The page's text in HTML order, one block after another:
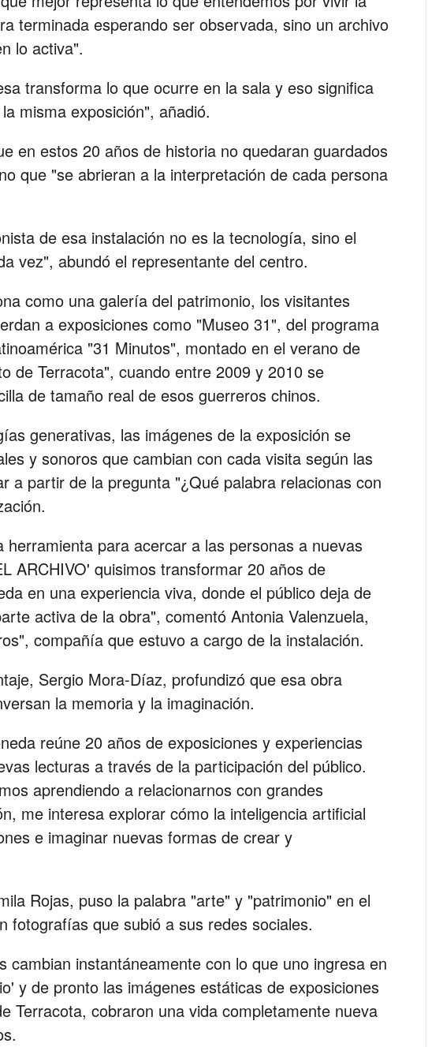
terminada esperando ser observada, sino un archivo
lo activa".
transforma lo que ocurre en la sala y eso significa
misma exposición", añadió.
en estos 20 años de historia no quedaran guardados
que "se abrieran a la interpretación de cada persona
de esa instalación no es la tecnología, sino el
vez", abundó el representante del centro.
como una galería del patrimonio, los visitantes
a exposiciones como "Museo 31", del programa
"31 Minutos", montado en el verano de
de Terracota", cuando entre 2009 y 2010 se
de tamaño real de esos guerreros chinos.
generativas, las imágenes de la exposición se
y sonoros que cambian con cada visita según las
a partir de la pregunta "¿Qué palabra relacionas con
para acercar a las personas a nuevas
ARCHIVO' quisimos transformar 20 años de
en una experiencia viva, donde el público deja de
activa de la obra", comentó Antonia Valenzuela,
compañía que estuvo a cargo de la instalación.
Sergio Mora-Díaz, profundizó que esa obra
la memoria y la imaginación.
reúne 20 años de exposiciones y experiencias
lecturas a través de la participación del público.
aprendiendo a relacionarnos con grandes
me interesa explorar cómo la inteligencia artificial
e imaginar nuevas formas de crear y
Rojas, puso la palabra "arte" y "patrimonio" en el
fotografías que subió a sus redes sociales.
cambian instantáneamente con lo que uno ingresa en
y de pronto las imágenes estáticas de exposiciones
Terracota, cobraron una vida completamente nueva